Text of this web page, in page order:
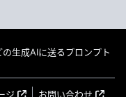
生成AIに送るプロンプト
ジ
お問い合わせ